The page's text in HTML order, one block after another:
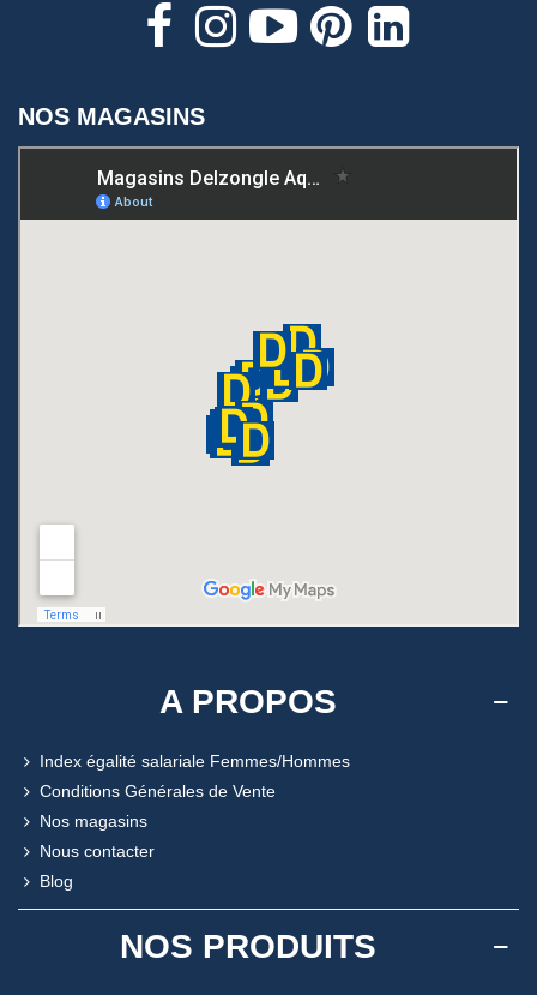
NOS MAGASINS
A PROPOS
Index égalité salariale Femmes/Hommes
Conditions Générales de Vente
Nos magasins
Nous contacter
Blog
NOS PRODUITS